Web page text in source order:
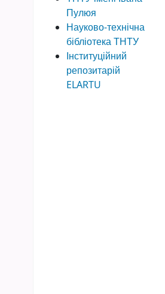
Пулюя
Науково-технічна
бібліотека ТНТУ
Інституційний
репозитарій
ELARTU